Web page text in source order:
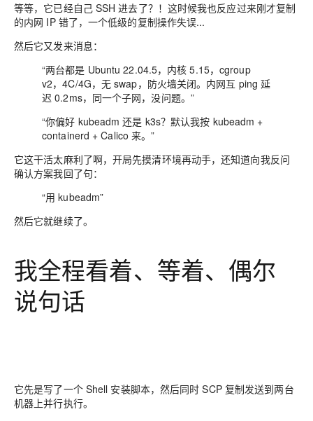
等等，它已经自己 SSH 进去了？！这时候我也反应过来刚才复制
的内网 IP 错了，一个低级的复制操作失误...
然后它又发来消息：
“两台都是 Ubuntu 22.04.5，内核 5.15，cgroup
v2，4C/4G，无 swap，防火墙关闭。内网互 ping 延
迟 0.2ms，同一个子网，没问题。”
“你偏好 kubeadm 还是 k3s？默认我按 kubeadm +
containerd + Calico 来。”
它这干活太麻利了啊，开局先摸清环境再动手，还知道向我反问
确认方案我回了句：
“用 kubeadm”
然后它就继续了。
我全程看着、等着、偶尔
说句话
它先是写了一个 Shell 安装脚本，然后同时 SCP 复制发送到两台
机器上并行执行。